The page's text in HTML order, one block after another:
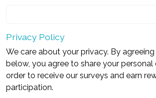
Privacy Policy
We care about your privacy. By
below, you agree to share your personal
order to receive our surveys and earn
participation.